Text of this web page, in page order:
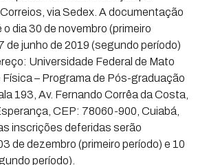
via Sedex. A documentação
dia 30 de novembro (primeiro
de junho de 2019 (segundo período)
Universidade Federal de Mato
– Programa de Pós-graduação
193, Av. Fernando Corrêa da Costa,
CEP: 78060-900, Cuiabá,
inscrições deferidas serão
de dezembro (primeiro período) e 10
período).